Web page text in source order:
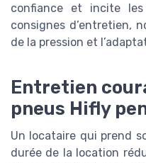
confiance et incite
consignes d’entretien,
de la pression et
Entretien
pneus Hifly
Un locataire qui prend
durée de la location